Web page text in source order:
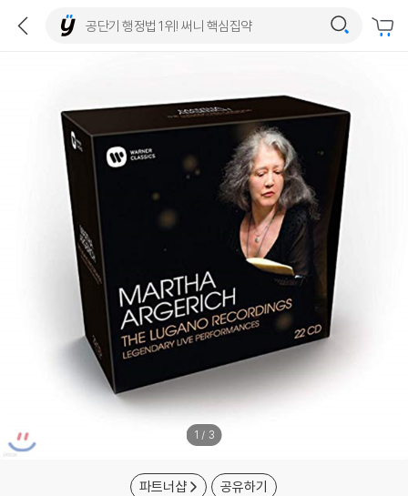
1 / 3
파트너샵 공유하기